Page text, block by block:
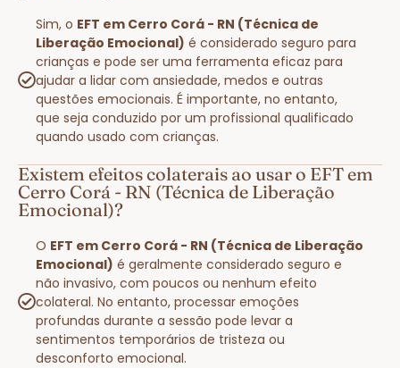
Sim, o EFT em Cerro Corá - RN (Técnica de
Liberação Emocional) é considerado seguro para
crianças e pode ser uma ferramenta eficaz para
ajudar a lidar com ansiedade, medos e outras
questões emocionais. É importante, no entanto,
que seja conduzido por um profissional qualificado
quando usado com crianças.
Existem efeitos colaterais ao usar o EFT em
Cerro Corá - RN (Técnica de Liberação
Emocional)?
O EFT em Cerro Corá - RN (Técnica de Liberação
Emocional) é geralmente considerado seguro e
não invasivo, com poucos ou nenhum efeito
colateral. No entanto, processar emoções
profundas durante a sessão pode levar a
sentimentos temporários de tristeza ou
desconforto emocional.